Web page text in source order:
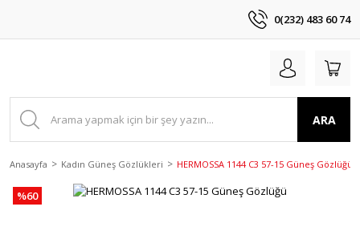
0(232) 483 60 74
ARA
Anasayfa Kadın Güneş Gözlükleri HERMOSSA 1144 C3 57-15 Güneş Gözlüğü
%60